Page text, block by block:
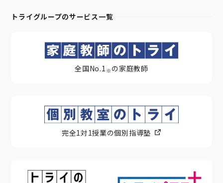
トライグループのサービス一覧
全国No.1 ※ の家庭教師
完全1対1授業の個別指導塾